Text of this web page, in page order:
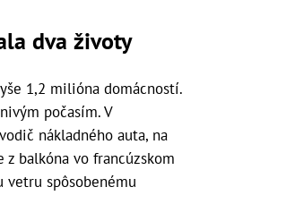
dva životy
1,2 milióna domácností.
počasím. V
nákladného auta, na
balkóna vo francúzskom
spôsobenému